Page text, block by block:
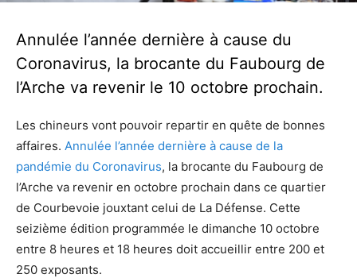
Annulée l’année dernière à cause du
Coronavirus, la brocante du Faubourg de
l’Arche va revenir le 10 octobre prochain.
Les chineurs vont pouvoir repartir en quête de bonnes
affaires. Annulée l’année dernière à cause de la
pandémie du Coronavirus, la brocante du Faubourg de
l’Arche va revenir en octobre prochain dans ce quartier
de Courbevoie jouxtant celui de La Défense. Cette
seizième édition programmée le dimanche 10 octobre
entre 8 heures et 18 heures doit accueillir entre 200 et
250 exposants.